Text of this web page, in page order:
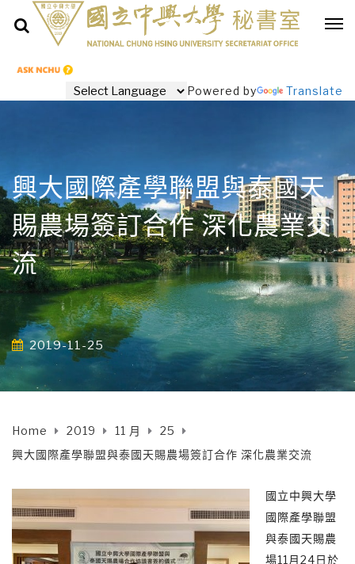
Powered by Translate
興大國際產學聯盟與泰國天
賜農場簽訂合作 深化農業交
流
2019-11-25
Home 2019 11 月
25
興大國際產學聯盟與泰國天賜農場簽訂合作 深化農業交流
國立中興大學
國際產學聯盟
與泰國天賜農
場11月24日於